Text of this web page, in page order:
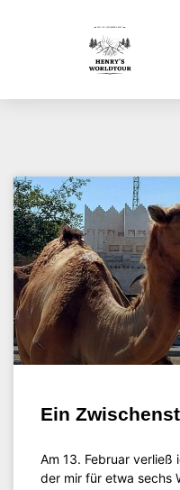
Ein
Am 13. Februar verließ
der mir für etwa sechs